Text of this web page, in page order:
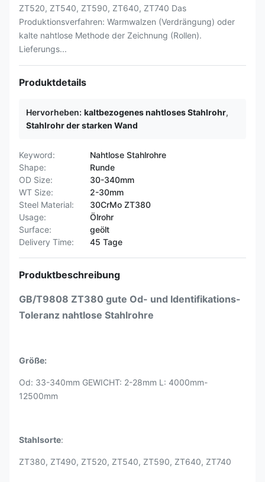
ZT520, ZT540, ZT590, ZT640, ZT740 Das
Produktionsverfahren: Warmwalzen (Verdrängung) oder
kalte nahtlose Methode der Zeichnung (Rollen).
Lieferungs...
Produktdetails
Hervorheben: kaltbezogenes nahtloses Stahlrohr,
Stahlrohr der starken Wand
Keyword:
Nahtlose Stahlrohre
Shape:
Runde
OD Size:
30-340mm
WT Size:
2-30mm
Steel Material:
30CrMo ZT380
Usage:
Ölrohr
Surface:
geölt
Delivery Time:
45 Tage
Produktbeschreibung
GB/T9808 ZT380 gute Od- und Identifikations-
Toleranz nahtlose Stahlrohre
Größe:
Od: 33-340mm GEWICHT: 2-28mm L: 4000mm-
12500mm
Stahlsorte:
ZT380, ZT490, ZT520, ZT540, ZT590, ZT640, ZT740